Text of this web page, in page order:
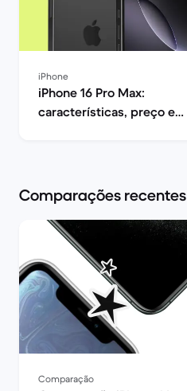
iPhone
iPhone 16 Pro Max:
características, preço e
Comparações recentes
Comparação